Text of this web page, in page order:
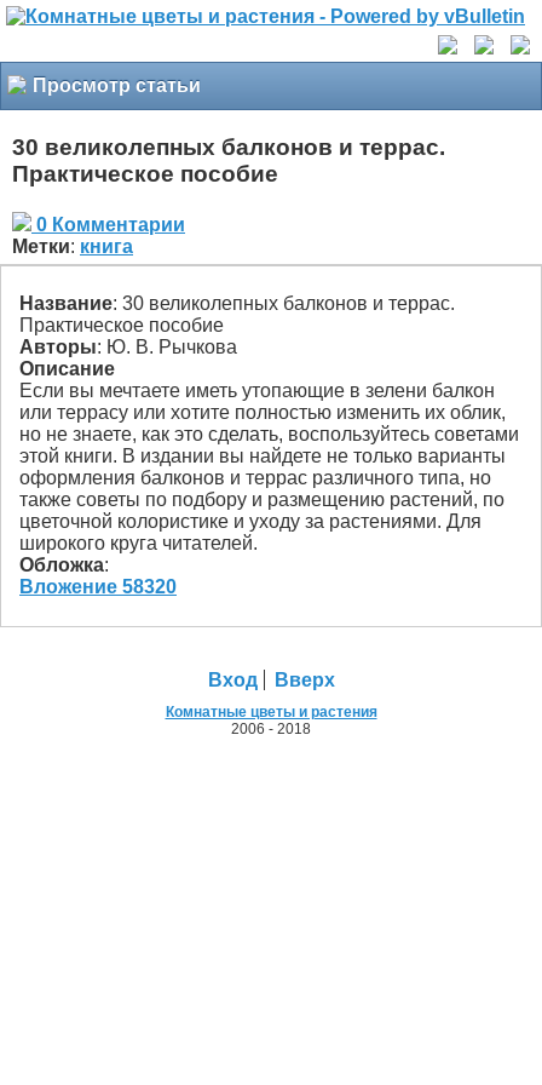
Просмотр статьи
30 великолепных балконов и террас.
Практическое пособие
0 Комментарии
Метки: книга
Название: 30 великолепных балконов и террас.
Практическое пособие
Авторы: Ю. В. Рычкова
Описание
Если вы мечтаете иметь утопающие в зелени балкон
или террасу или хотите полностью изменить их облик,
но не знаете, как это сделать, воспользуйтесь советами
этой книги. В издании вы найдете не только варианты
оформления балконов и террас различного типа, но
также советы по подбору и размещению растений, по
цветочной колористике и уходу за растениями. Для
широкого круга читателей.
Обложка:
Вложение 58320
Вход Вверх
Комнатные цветы и растения
2006 - 2018